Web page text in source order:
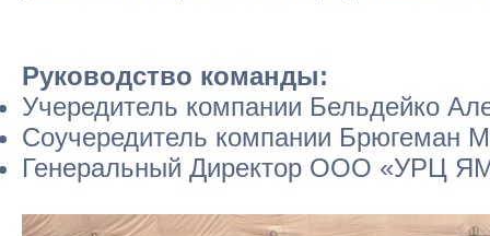
Руководство команды:
Учередитель компании Бельдейко
Соучередитель компании Брюгеман
Генеральный Директор ООО «УРЦ